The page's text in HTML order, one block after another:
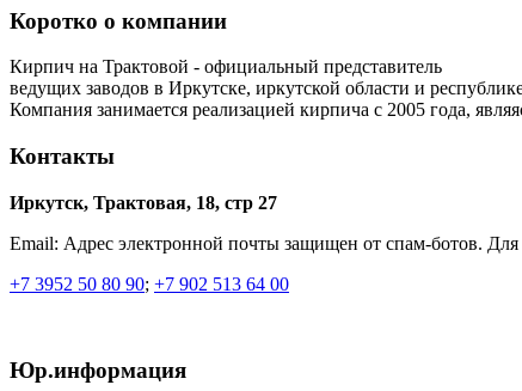
Коротко о компании
Кирпич на Трактовой - официальный представитель
ведущих заводов в Иркутске, иркутской области и
Компания занимается реализацией кирпича с 2005 года,
Контакты
Иркутск, Трактовая, 18, стр 27
Email: Адрес электронной почты защищен от спам-ботов. Для
+7 3952 50 80 90; +7 902 513 64 00
Юр.информация